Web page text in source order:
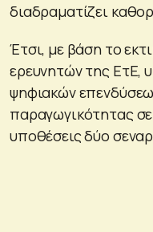
διαδραματίζει
Έτσι, με βάση το
ερευνητών της ΕτΕ,
ψηφιακών
παραγωγικότητας
υποθέσεις δύο